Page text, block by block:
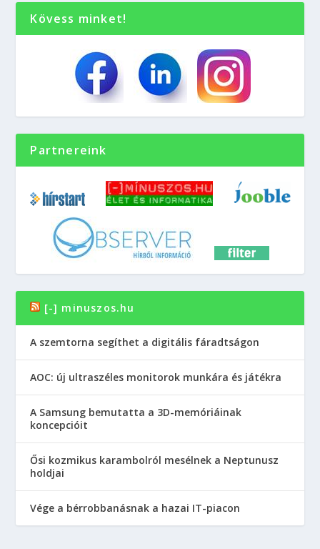
Kövess minket!
Partnereink
[-] minuszos.hu
A szemtorna segíthet a digitális fáradtságon
AOC: új ultraszéles monitorok munkára és játékra
A Samsung bemutatta a 3D-memóriáinak
koncepcióit
Ősi kozmikus karambolról mesélnek a Neptunusz
holdjai
Vége a bérrobbanásnak a hazai IT-piacon